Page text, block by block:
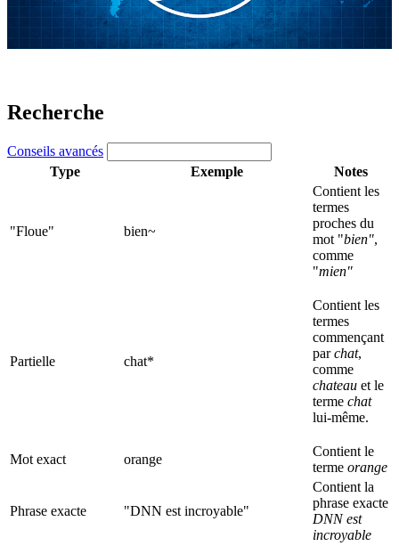
Recherche
Conseils avancés
Type
Exemple Notes
"Floue" bien~
Contient les
termes
proches du
mot "bien",
comme
"mien"
Partielle chat*
Contient les
termes
commençant
parchat,
comme
chateau et le
terme chat
lui-même.
Mot exact orange
Contient le
terme orange
Phrase exacte "DNN est incroyable"
Contient la
phrase exacte
DNN est
incroyable